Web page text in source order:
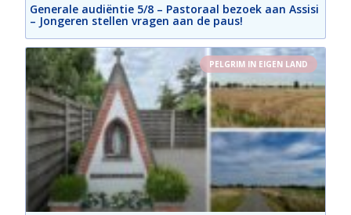
Generale audiëntie 5/8 – Pastoraal bezoek aan Assisi
– Jongeren stellen vragen aan de paus!
PELGRIM IN EIGEN LAND